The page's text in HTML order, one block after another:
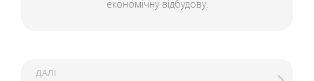
економічну відбудову.
ДАЛІ